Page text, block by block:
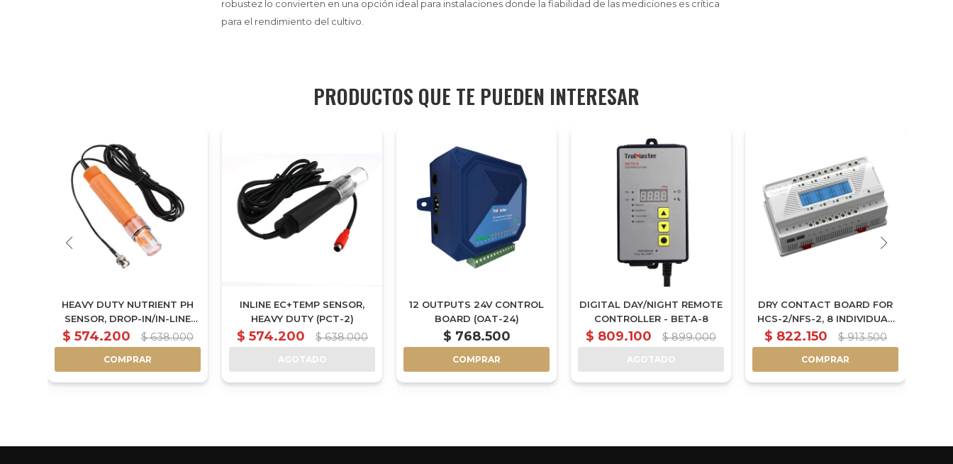
robustez lo convierten en una opción ideal para instalaciones donde la fiabilidad de las mediciones es crítica
para el rendimiento del cultivo.
PRODUCTOS QUE TE PUEDEN INTERESAR
HEAVY DUTY NUTRIENT PH
SENSOR, DROP-IN/IN-LINE
COMPATIBLE (PPH-3)
$ 574.200 $ 638.000
COMPRAR
INLINE EC+TEMP SENSOR,
HEAVY DUTY (PCT-2)
$ 574.200 $ 638.000
AGOTADO
12 OUTPUTS 24V CONTROL
BOARD (OAT-24)
$ 768.500
COMPRAR
DIGITAL DAY/NIGHT REMOTE
CONTROLLER - BETA-8
$ 809.100 $ 899.000
AGOTADO
DRY CONTACT BOARD FOR
HCS-2/NFS-2, 8 INDIVIDUAL
ELECTRICAL CONTACTS,
EACH CONTACT UP TO 12
AMPS (OM-8)
$ 822.150 $ 913.500
COMPRAR